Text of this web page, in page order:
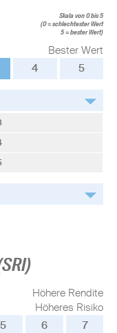
Skala von 0 bis 5
(0 = schlechtester Wert
5 = bester Wert)
Bester Wert
4 5
Höhere Rendite
Höheres Risiko
5 6 7